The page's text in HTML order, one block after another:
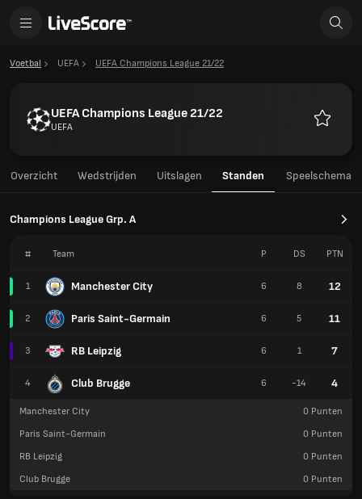
Voetbal UEFA UEFA Champions League 21/22
UEFA Champions League 21/22
UEFA
Overzicht Wedstrijden Uitslagen Standen Speelschema
Champions League Grp. A
# Team
1 Manchester City
2 Paris Saint-Germain
3 RB Leipzig
4 Club Brugge
P DS PTN
6 8 12
6 5 11
6 1 7
6 -14 4
Manchester City 0 Punten
Paris Saint-Germain
0 Punten
RB Leipzig
0 Punten
Club Brugge
0 Punten